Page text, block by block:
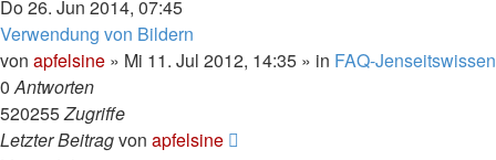
Do 26. Jun 2014, 07:45
Verwendung von Bildern
von apfelsine » Mi 11. Jul 2012, 14:35 » in FAQ-Jenseitswissen
0Antworten
520255Zugriffe
Letzter Beitragvon apfelsine